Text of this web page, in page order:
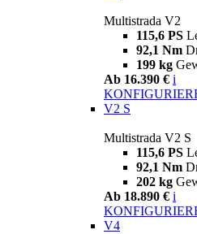
Multistrada V2
115,6 PS
92,1 Nm
199 kg
Ab 16.390 € i
V2 S
Multistrada V2 S
115,6 PS
92,1 Nm
202 kg
Ab 18.890 € i
V4